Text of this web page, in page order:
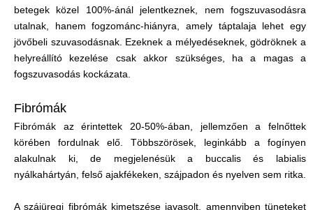
betegek közel 100%-ánál jelentkeznek, nem fogszuvasodásra
utalnak, hanem fogzománc-hiányra, amely táptalaja lehet egy
jövőbeli szuvasodásnak. Ezeknek a mélyedéseknek, gödröknek a
helyreállító kezelése csak akkor szükséges, ha a magas a
fogszuvasodás kockázata.
Fibrómák
Fibrómák az érintettek 20-50%-ában, jellemzően a felnőttek
körében fordulnak elő. Többszörösek, leginkább a fogínyen
alakulnak ki, de megjelenésük a buccalis és labialis
nyálkahártyán, felső ajakfékeken, szájpadon és nyelven sem ritka.
A szájüregi fibrómák kimetszése javasolt, amennyiben tüneteket